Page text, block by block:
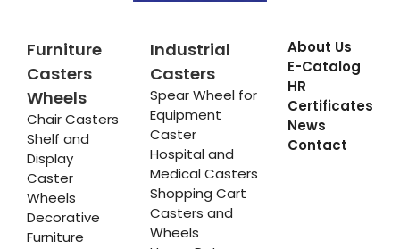
Furniture
Casters
Wheels
Chair Casters
Shelf and
Display
Caster
Wheels
Decorative
Furniture
Industrial
Casters
Spear Wheel for
Equipment
Caster
Hospital and
Medical Casters
Shopping Cart
Casters and
Wheels
About Us
E-Catalog
HR
Certificates
News
Contact